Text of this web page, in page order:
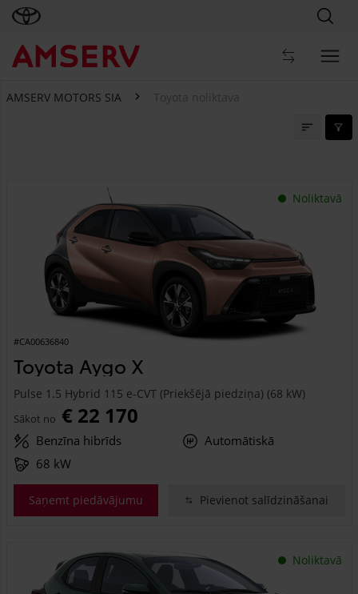
AMSERV MOTORS SIA Toyota noliktava
Noliktavā
#CA00636840
Toyota Aygo X
Pulse 1.5 Hybrid 115 e-CVT (Priekšējā piedziņa) (68 kW)
Sākot no € 22 170
Benzīna hibrīds
Automātiskā
68 kW
Saņemt piedāvājumu Pievienot salīdzināšanai
Noliktavā